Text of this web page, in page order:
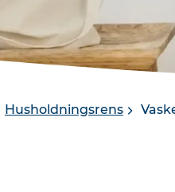
Husholdningsrens